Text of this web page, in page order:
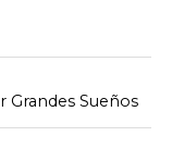
Grandes Sueños